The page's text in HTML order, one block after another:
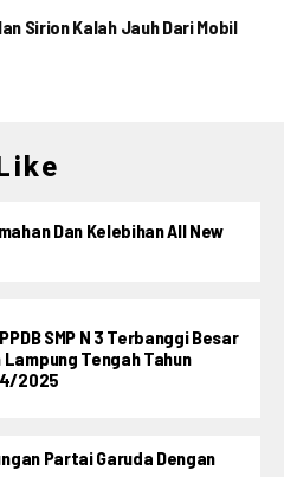
Sirion Kalah Jauh Dari Mobil
Dan Kelebihan All New
SMP N 3 Terbanggi Besar
Tengah Tahun
2025
Partai Garuda Dengan